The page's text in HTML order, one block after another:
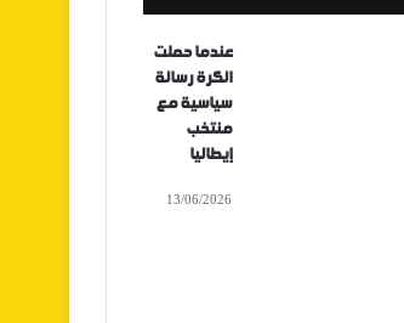
عندما حملت
الكرة رسالة
سياسية مع
منتخب
إيطاليا
13/06/2026